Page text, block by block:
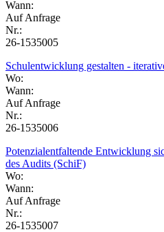
Wann:
Auf Anfrage
Nr.:
26-1535005
Schulentwicklung gestalten -
Wo:
Wann:
Auf Anfrage
Nr.:
26-1535006
Potenzialentfaltende Entwicklung
des Audits (SchiF)
Wo:
Wann:
Auf Anfrage
Nr.:
26-1535007